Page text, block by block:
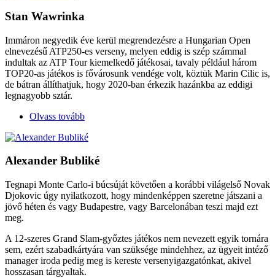
Stan Wawrinka
Immáron negyedik éve kerül megrendezésre a Hungarian Open
elnevezésű ATP250-es verseny, melyen eddig is szép számmal
indultak az ATP Tour kiemelkedő játékosai, tavaly például három
TOP20-as játékos is fővárosunk vendége volt, köztük Marin Cilic is,
de bátran állíthatjuk, hogy 2020-ban érkezik hazánkba az eddigi
legnagyobb sztár.
Olvass tovább
Alexander Bubliké
Tegnapi Monte Carlo-i búcsúját követően a korábbi világelső Novak
Djokovic úgy nyilatkozott, hogy mindenképpen szeretne játszani a
jövő héten és vagy Budapestre, vagy Barcelonában teszi majd ezt
meg.
A 12-szeres Grand Slam-győztes játékos nem nevezett egyik tornára
sem, ezért szabadkártyára van szüksége mindehhez, az ügyeit intéző
manager iroda pedig meg is kereste versenyigazgatónkat, akivel
hosszasan tárgyaltak.